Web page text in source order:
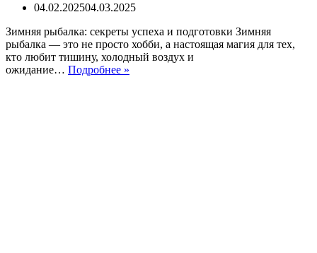
04.02.202504.03.2025
Зимняя рыбалка: секреты успеха и подготовки Зимняя
рыбалка — это не просто хобби, а настоящая магия для тех,
кто любит тишину, холодный воздух и
ожидание… Подробнее »